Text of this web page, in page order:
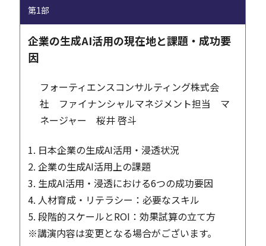
第1部
企業の生成AI活用の現在地と課題・成功要
因
フォーティエンスコンサルティング株式会
社 ファイナンシャルマネジメント担当 マ
ネージャー 桜井 啓斗
1. 日本企業の生成AI活用・浸透状況
2. 企業の生成AI活用上の課題
3. 生成AI活用・浸透における6つの成功要因
4. 人材育成・リテラシー：必要なスキル
5. 段階的スケールとROI：効果試算の立て方
※講演内容は変更となる場合がございます。